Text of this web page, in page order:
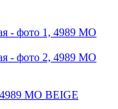
MO BEIGE